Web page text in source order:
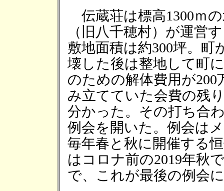
伝蔵荘は標高1300ｍ
（旧八千穂村）が運営
敷地面積は約300坪。
壊した後は整地して町
のための解体費用が
み立てていた会費の残
分かった。その打ち合
例会を開いた。例会は
毎年春と秋に開催する
はコロナ前の2019年秋
で、これが最後の例会